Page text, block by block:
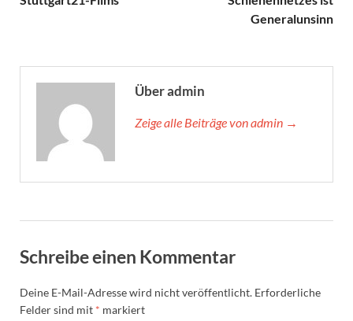
Generalunsinn
Über admin
Zeige alle Beiträge von admin →
Schreibe einen Kommentar
Deine E-Mail-Adresse wird nicht veröffentlicht. Erforderliche
Felder sind mit * markiert